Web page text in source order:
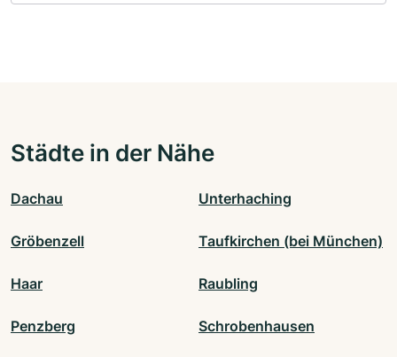
Städte in der Nähe
Dachau Unterhaching
Gröbenzell Taufkirchen (bei München)
Haar Raubling
Penzberg Schrobenhausen